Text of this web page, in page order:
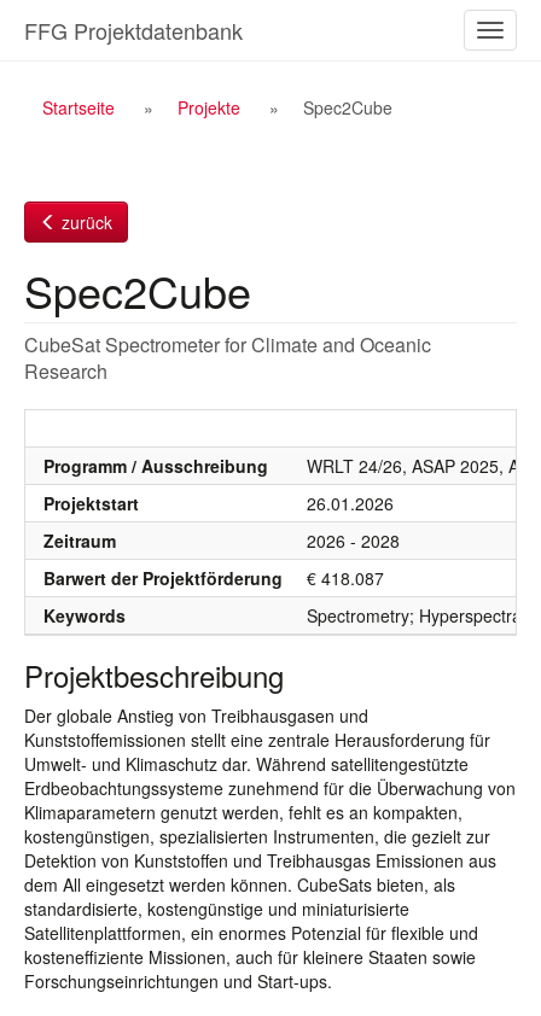
Inhalt
ein-/
FFG Projektdatenbank
Breadcrumb
Startseite Projekte Spec2Cube
zurück
Spec2Cube
CubeSat Spectrometer for Climate and Oceanic
Research
Programm / Ausschreibung
WRLT 24/26, ASAP 2025,
Projektstart
26.01.2026
Zeitraum
2026 - 2028
Barwert der Projektförderung
€ 418.087
Keywords
Spectrometry; Hyperspectral
Projektbeschreibung
Der globale Anstieg von Treibhausgasen und
Kunststoffemissionen stellt eine zentrale Herausforderung für
Umwelt- und Klimaschutz dar. Während satellitengestützte
Erdbeobachtungssysteme zunehmend für die Überwachung von
Klimaparametern genutzt werden, fehlt es an kompakten,
kostengünstigen, spezialisierten Instrumenten, die gezielt zur
Detektion von Kunststoffen und Treibhausgas Emissionen aus
dem All eingesetzt werden können. CubeSats bieten, als
standardisierte, kostengünstige und miniaturisierte
Satellitenplattformen, ein enormes Potenzial für flexible und
kosteneffiziente Missionen, auch für kleinere Staaten sowie
Forschungseinrichtungen und Start-ups.